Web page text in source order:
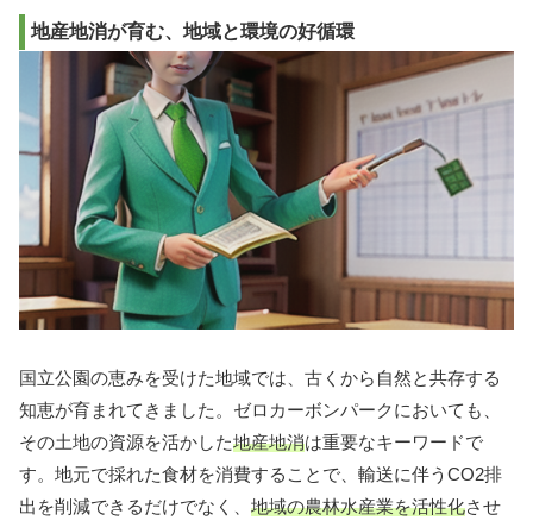
地産地消が育む、地域と環境の好循環
国立公園の恵みを受けた地域では、古くから自然と共存する
知恵が育まれてきました。ゼロカーボンパークにおいても、
その土地の資源を活かした地産地消は重要なキーワードで
す。地元で採れた食材を消費することで、輸送に伴うCO2排
出を削減できるだけでなく、 地域の農林水産業を活性化させ